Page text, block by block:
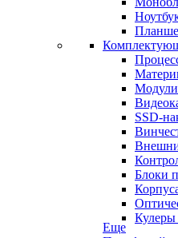
SSD-
Блоки
Кулеры
Еще